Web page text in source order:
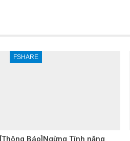
FSHARE
[Thông Báo]Ngừng Tính năng